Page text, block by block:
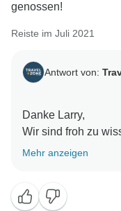
genossen!
Reiste im Juli 2021
Antwort von:
Danke Larry,
Wir sind froh zu
vollen Zügen
Mehr anzeigen